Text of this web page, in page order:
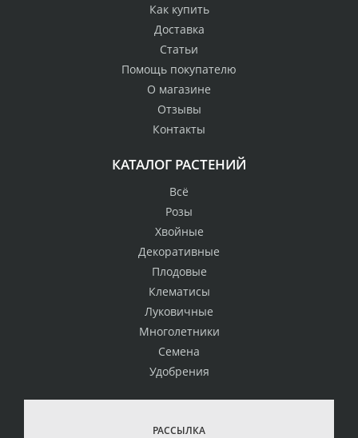
Как купить
Доставка
Статьи
Помощь покупателю
О магазине
Отзывы
Контакты
КАТАЛОГ РАСТЕНИЙ
Всё
Розы
Хвойные
Декоративные
Плодовые
Клематисы
Луковичные
Многолетники
Семена
Удобрения
РАССЫЛКА